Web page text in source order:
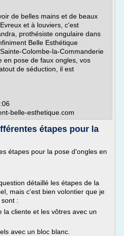
de belles mains et de beaux
et à louviers, c'est
prothésiste ongulaire dans
Belle Esthétique
Colombe-la-Commanderie
en pose de faux ongles, vos
de séduction, il est
belle-esthetique.com
étapes pour la
étapes pour la pose d'ongles en
détaillé les étapes de la
mais c'est bien volontier que je
:
la cliente et les vôtres avec un
avec un bloc blanc.